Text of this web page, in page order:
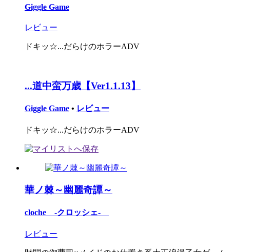
Giggle Game
レビュー
ドキッ☆...だらけのホラーADV
...道中蛮万歳【Ver1.1.13】
Giggle Game • レビュー
ドキッ☆...だらけのホラーADV
華ノ棘～幽麗奇譚～
cloche -クロッシェ-
レビュー